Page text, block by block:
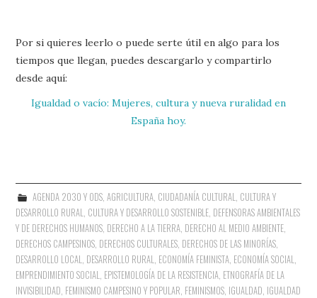
Por si quieres leerlo o puede serte útil en algo para los
tiempos que llegan, puedes descargarlo y compartirlo
desde aquí:
Igualdad o vacío: Mujeres, cultura y nueva ruralidad en
España hoy.
AGENDA 2030 Y ODS, AGRICULTURA, CIUDADANÍA CULTURAL, CULTURA Y
DESARROLLO RURAL, CULTURA Y DESARROLLO SOSTENIBLE, DEFENSORAS AMBIENTALES
Y DE DERECHOS HUMANOS, DERECHO A LA TIERRA, DERECHO AL MEDIO AMBIENTE,
DERECHOS CAMPESINOS, DERECHOS CULTURALES, DERECHOS DE LAS MINORÍAS,
DESARROLLO LOCAL, DESARROLLO RURAL, ECONOMÍA FEMINISTA, ECONOMÍA SOCIAL,
EMPRENDIMIENTO SOCIAL, EPISTEMOLOGÍA DE LA RESISTENCIA, ETNOGRAFÍA DE LA
INVISIBILIDAD, FEMINISMO CAMPESINO Y POPULAR, FEMINISMOS, IGUALDAD, IGUALDAD